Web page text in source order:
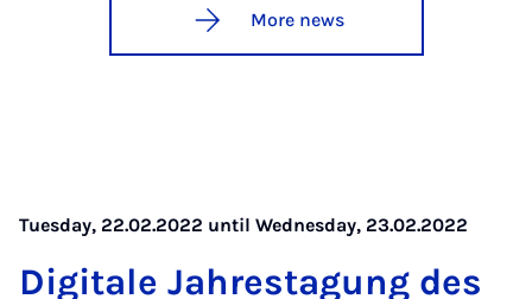
More news
Tuesday, 22.02.2022 until Wednesday, 23.02.2022
Di­gitale Jahresta­gung des